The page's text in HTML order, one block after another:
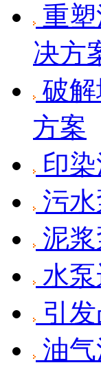
重
决方
破
方案
印
污
泥
水
引
油